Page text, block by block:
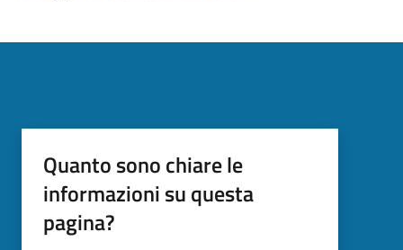
Quanto sono chiare le
informazioni su questa
pagina?